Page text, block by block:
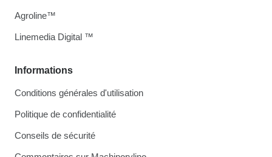
Informations
Conditions générales d'utilisation
Politique de confidentialité
Conseils de sécurité
Agroline™
Linemedia Digital ™